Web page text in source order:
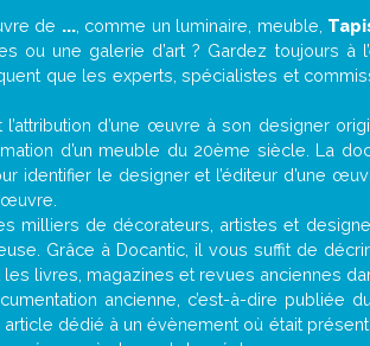
de ..., comme un luminaire, meuble,
ou une galerie d’art ? Gardez toujours à
que les experts, spécialistes et
l’attribution d’une œuvre à son designer
d’un meuble du 20ème siècle. La
identifier le designer et l’éditeur d’une
milliers de décorateurs, artistes et
Grâce à Docantic, il vous suffit de
les livres, magazines et revues anciennes
ancienne, c’est-à-dire publiée
dédié à un évènement où était